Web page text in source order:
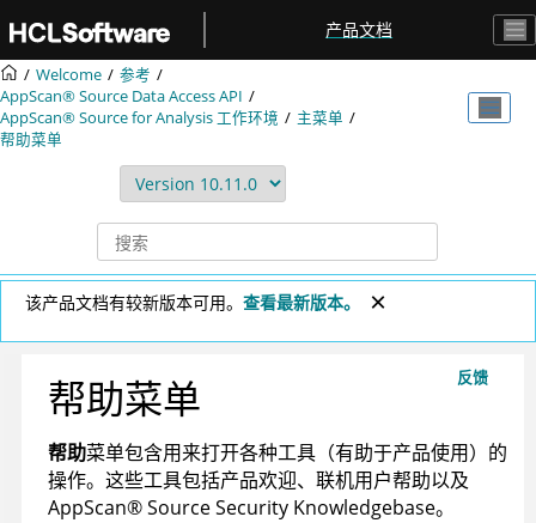
产品文档
Welcome
参考
AppScan® Source Data Access API
AppScan® Source for Analysis 工作环境
主菜单
帮助菜单
该产品文档有较新版本可用。 查看最新版本。
反馈
帮助菜单
帮助菜单包含用来打开各种工具（有助于产品使用）的
操作。这些工具包括产品欢迎、联机用户帮助以及
AppScan®Source Security Knowledgebase。